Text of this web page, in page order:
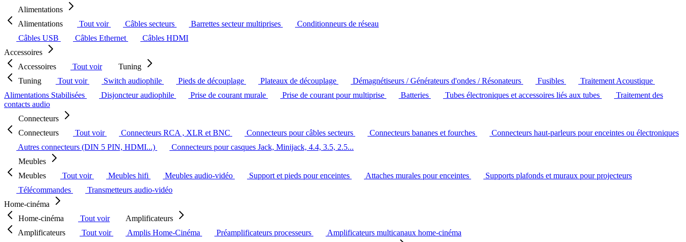
Alimentations
Alimentations
Tout voir Câbles secteurs Barrettes secteur multiprises
Conditionneurs de réseau
Câbles USB
Câbles Ethernet
Câbles HDMI
Accessoires
Accessoires
Tout voir
Tuning
Tuning
Tout voir Switch audiophile Pieds de découplage Plateaux de découplage Démagnétiseurs / Générateurs d'ondes / Résonateurs Fusibles
Traitement Acoustique
Alimentations Stabilisées
Disjoncteur audiophile Prise de courant murale Prise de courant pour multiprise Batteries Tubes électroniques et accessoires liés aux tubes
Traitement des
contacts audio
Connecteurs
Connecteurs
Tout voir Connecteurs RCA , XLR et BNC Connecteurs pour câbles secteurs Connecteurs bananes et fourches
Connecteurs haut-parleurs pour enceintes ou électroniques
Autres connecteurs (DIN 5 PIN, HDMI...)
Connecteurs pour casques Jack, Minijack, 4.4, 3.5, 2.5...
Meubles
Meubles
Tout voir Meubles hifi Meubles audio-vidéo Support et pieds pour enceintes Attaches murales pour enceintes
Supports plafonds et muraux pour projecteurs
Télécommandes
Transmetteurs audio-vidéo
Home-cinéma
Home-cinéma
Tout voir
Amplificateurs
Amplificateurs
Tout voir Amplis Home-Cinéma Préamplificateurs processeurs
Amplificateurs multicanaux home-cinéma